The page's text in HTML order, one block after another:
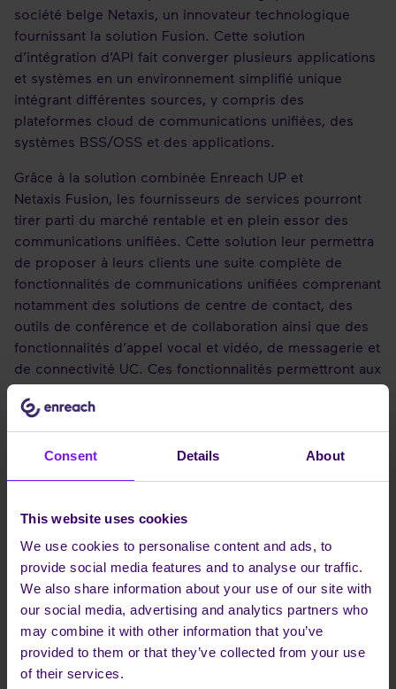
Consent Details About
This website uses cookies
We use cookies to personalise content and ads, to
provide social media features and to analyse our traffic.
We also share information about your use of our site with
our social media, advertising and analytics partners who
may combine it with other information that you’ve
provided to them or that they’ve collected from your use
of their services.
société belge Netaxis, un innovateur technologique
fournissant la solution Fusion. Cette solution
d’intégration d’API fait converger plusieurs applications
et systèmes en un environnement simplifié unique
intégrant différentes sources, y compris des
plateformes cloud de communications unifiées, des
systèmes BSS/OSS et des applications.
Grâce à la solution combinée Enreach UP et
Netaxis Fusion, les fournisseurs de services pourront
tirer parti du marché rentable et en plein essor des
communications unifiées. Cette solution leur permettra
de proposer à leurs clients une suite complète de
fonctionnalités de communications unifiées comprenant
notamment des solutions de centre de contact, des
outils de conférence et de collaboration ainsi que des
fonctionnalités d’appel vocal et vidéo, de messagerie et
de connectivité UC. Ces fonctionnalités permettront aux
clients d'améliorer leur productivité, leur
communication ainsi que leur expérience et celle de
leurs employés.
fourniture et la gestion des services de
pourront utiliser cette solution combinée pour fournir,
configurer, surveiller, dépanner et mettre à jour les
services de communications unifiées de manière simple
et rapide. Cela réduira les coûts de fonctionnement tout
en améliorant la satisfaction des clients. Cette solution
étant proposée en marque blanche, elle permettra
également aux fournisseurs de services de se